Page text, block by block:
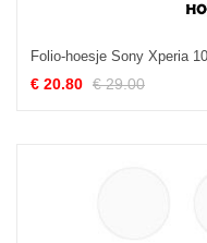
€ 20.80 € 29.00